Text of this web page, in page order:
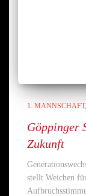
1. MANNSCHAFT
Göppinger
Zukunft
stellt Weichen